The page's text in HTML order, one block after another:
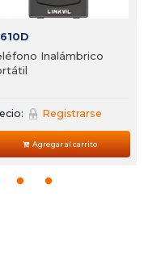
Inalámbrico
Registrarse
Agregar al carrito